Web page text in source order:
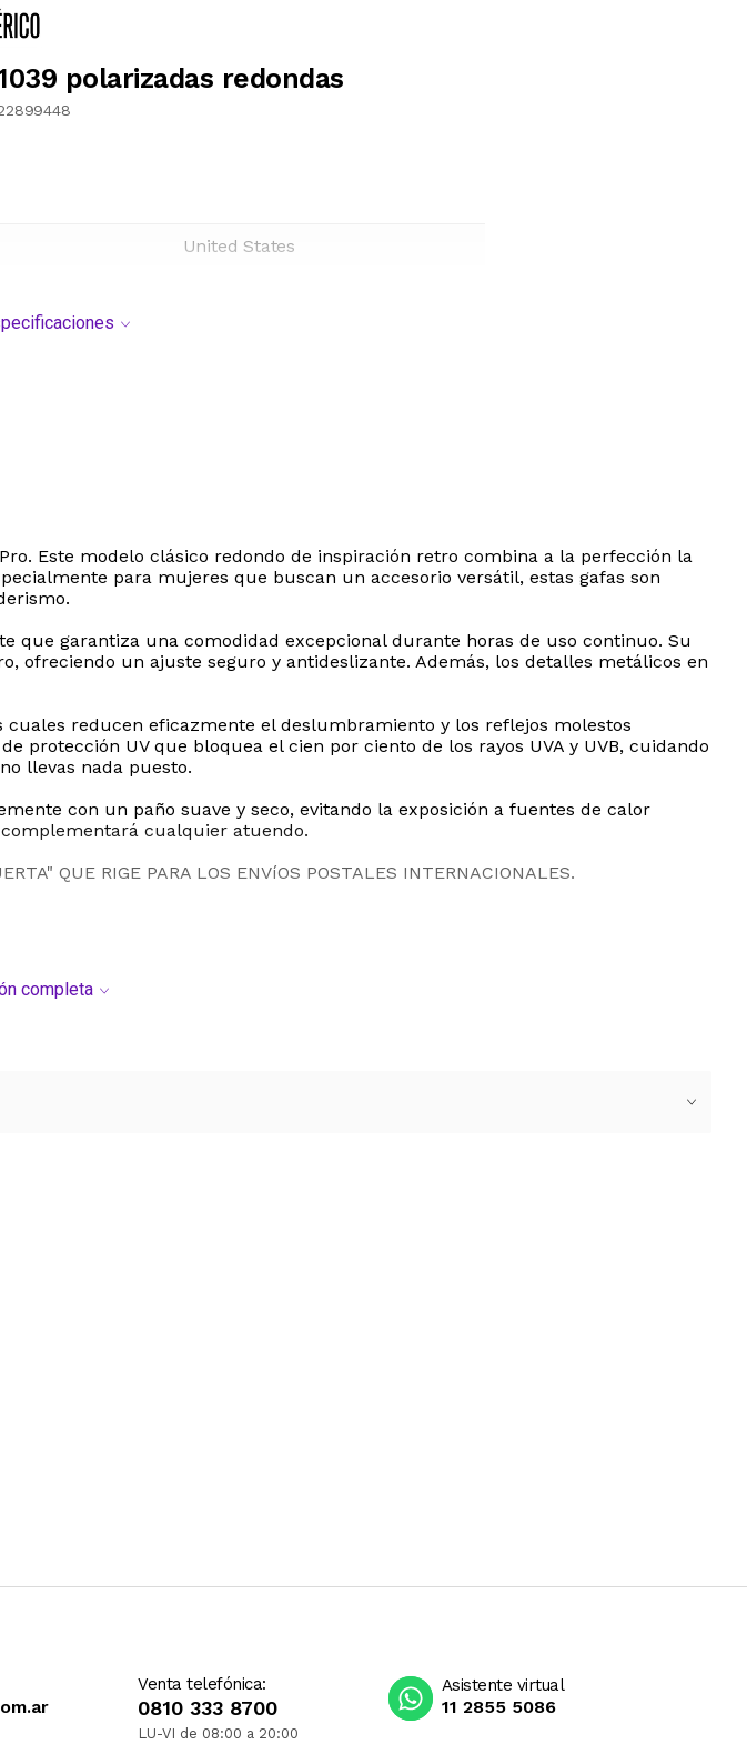
polarizadas redondas
United States
Este modelo clásico redondo de inspiración retro combina a la perfección la
para mujeres que buscan un accesorio versátil, estas gafas son
garantiza una comodidad excepcional durante horas de uso continuo. Su
ofreciendo un ajuste seguro y antideslizante. Además, los detalles metálicos en
reducen eficazmente el deslumbramiento y los reflejos molestos
protección UV que bloquea el cien por ciento de los rayos UVA y UVB, cuidando
llevas nada puesto.
con un paño suave y seco, evitando la exposición a fuentes de calor
cualquier atuendo.
QUE RIGE PARA LOS ENVíOS POSTALES INTERNACIONALES.
completa
Venta telefónica:
0810 333 8700
LU-VI de 08:00 a 20:00
Asistente virtual
11 2855 5086